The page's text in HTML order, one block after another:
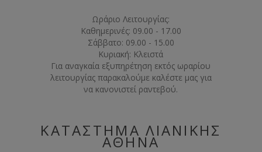
Ωράριο Λειτουργίας:
Καθημερινές: 09.00 - 17.00
Σάββατο: 09.00 - 15.00
Κυριακή: Κλειστά
Για αναγκαία εξυπηρέτηση εκτός ωραρίου
λειτουργίας παρακαλούμε καλέστε μας για
να κανονιστεί ραντεβού.
ΚΑΤΆΣΤΗΜΑ ΛΙΑΝΙΚΉΣ
ΑΘΉΝΑ